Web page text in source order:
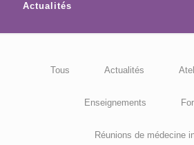
Actualités
Tous Actualités
Enseignements
Réunions de médecine